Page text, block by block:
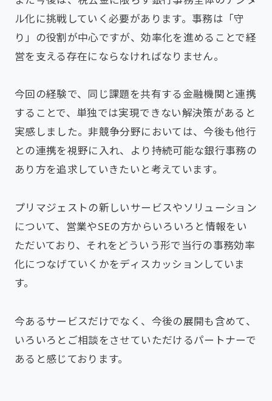
ル化に挑戦していく必要があります。事務は「守
り」の役割が中心ですが、効率化を進めることで経
営を支える存在にならなければなりません。
今回の経験で、同じ課題を共有する金融機関と連携
することで、単独では実現できない解決策があると
実感しました。非競争分野においては、今後も他行
との連携を視野に入れ、より持続可能な銀行事務の
あり方を追求していきたいと考えています。
プリマジェストの新しいサービスやソリューション
について、営業やSEの方からいろいろと情報をい
ただいており、それをどういう形で当行の事務効率
化につなげていくかをディスカッションしていま
す。
今あるサービスだけでなく、今後の展開も含めて、
いろいろとご相談をさせていただけるパートナーで
あると感じております。